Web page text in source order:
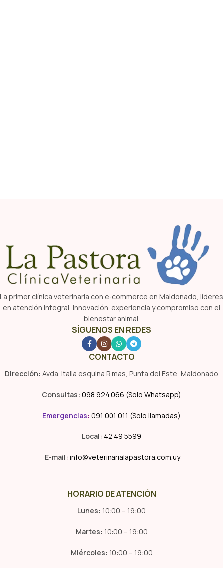
La primer clínica veterinaria con e-commerce en Maldonado, líderes
en atención integral, innovación, experiencia y compromiso con el
bienestar animal.
SÍGUENOS EN REDES
CONTACTO
Dirección: Avda. Italia esquina Rimas, Punta del Este, Maldonado
Consultas: 098 924 066 (Solo Whatsapp)
Emergencias: 091 001 011 (Solo llamadas)
Local: 42 49 5599
E-mail: info@veterinarialapastora.com.uy
HORARIO DE ATENCIÓN
Lunes: 10:00 – 19:00
Martes: 10:00 – 19:00
Miércoles: 10:00 – 19:00